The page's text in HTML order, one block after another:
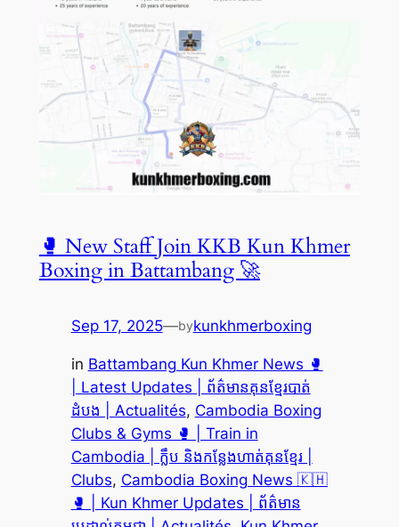
🥊 New Staff Join KKB Kun Khmer
Boxing in Battambang 🚀
Sep 17, 2025—bykunkhmerboxing
in Battambang Kun Khmer News 🥊
| Latest Updates | ព័ត៌មានគុនខ្មែរបាត់
ដំបង | Actualités, Cambodia Boxing
Clubs & Gyms 🥊 | Train in
Cambodia | ក្លឹប និងកន្លែងហាត់គុនខ្មែរ |
Clubs, Cambodia Boxing News 🇰🇭
🥊 | Kun Khmer Updates | ព័ត៌មាន